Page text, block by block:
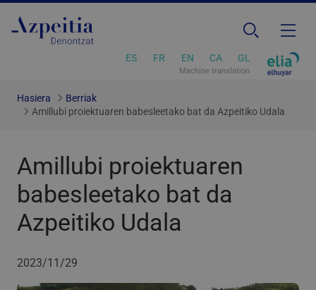
ES FR EN CA GL
Machine translation
Hasiera
Berriak
Amillubi proiektuaren babesleetako bat da Azpeitiko Udala
Amillubi proiektuaren
babesleetako bat da
Azpeitiko Udala
2023/11/29